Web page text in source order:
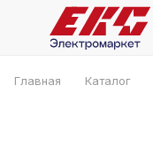
Главная Каталог